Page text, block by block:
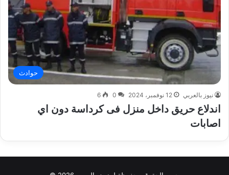
حوادث
نيوز بالعربي 12 نوفمبر، 2024 0
6
اندلاع حريق داخل منزل فى كرداسة دون اي
اصابات